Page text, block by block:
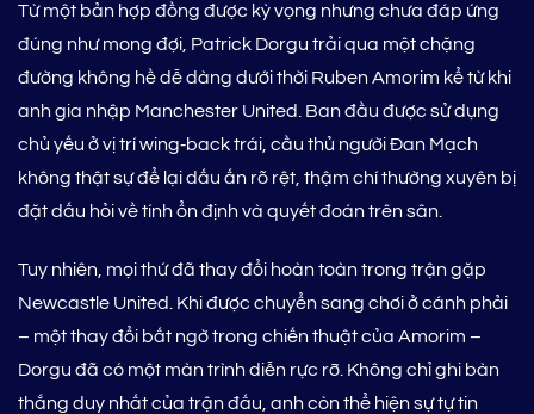
Từ một bản hợp đồng được kỳ vọng nhưng chưa đáp ứng
đúng như mong đợi, Patrick Dorgu trải qua một chặng
đường không hề dễ dàng dưới thời Ruben Amorim kể từ khi
anh gia nhập Manchester United. Ban đầu được sử dụng
chủ yếu ở vị trí wing‑back trái, cầu thủ người Đan Mạch
không thật sự để lại dấu ấn rõ rệt, thậm chí thường xuyên bị
đặt dấu hỏi về tính ổn định và quyết đoán trên sân.
Tuy nhiên, mọi thứ đã thay đổi hoàn toàn trong trận gặp
Newcastle United. Khi được chuyển sang chơi ở cánh phải
– một thay đổi bất ngờ trong chiến thuật của Amorim –
Dorgu đã có một màn trình diễn rực rỡ. Không chỉ ghi bàn
thắng duy nhất của trận đấu, anh còn thể hiện sự tự tin